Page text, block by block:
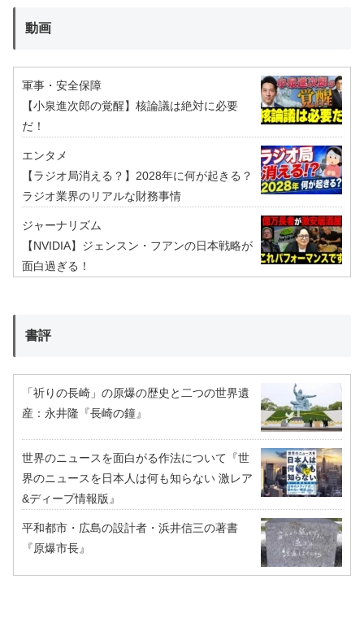
動画
軍事・安全保障
【小泉進次郎の覚醒】核論議は絶対に必要
だ！
エンタメ
【ラジオ局消える？】2028年に何が起きる？
ラジオ業界のリアルな財務事情
ジャーナリズム
【NVIDIA】ジェンスン・フアンの日本戦略が
面白過ぎる！
書評
「祈りの長崎」の原爆の歴史と二つの世界遺
産：永井隆『長崎の鐘』
世界のニュースを面白がる作法について『世
界のニュースを日本人は何も知らない 激レア
&ディープ情報版』
平和都市・広島の設計者・浜井信三の著書
『原爆市長』